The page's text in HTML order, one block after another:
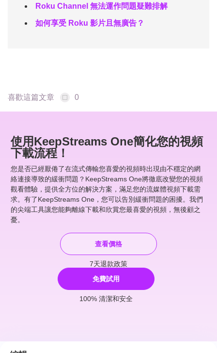
Roku Channel 無法運作問題疑難排解
如何享受 Roku 影片且無廣告？
喜歡這篇文章 0
使用KeepStreams One簡化您的視頻
下載流程！
您是否已經厭倦了在流式傳輸您喜愛的視頻時出現由不穩定的網
絡連接導致的緩衝問題？KeepStreams One將徹底改變您的視頻
觀看體驗，提供全方位的解決方案，滿足您的流媒體視頻下載需
求。有了KeepStreams One，您可以告別緩衝問題的困擾。我們
的尖端工具讓您能夠離線下載和欣賞您最喜愛的視頻，無後顧之
憂。
免費試用
100% 清潔和安全
查看價格
7天退款政策